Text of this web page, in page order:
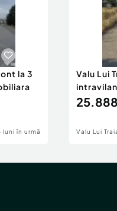
la 3
luni în urmă
Valu Lui
intravilan
Valu Lui